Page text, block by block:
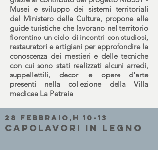
Musei e sviluppo dei sistemi territoriali
del Ministero della Cultura, propone alle
guide turistiche che lavorano nel territorio
fiorentino un ciclo di incontri con studiosi,
restauratori e artigiani per approfondire la
conoscenza dei mestieri e delle tecniche
con cui sono stati realizzati alcuni arredi,
suppellettili, decori e opere d'arte
presenti nella collezione della Villa
medicea La Petraia
28 FEBBRAIO,H 10-13
CAPOLAVORI IN LEGNO